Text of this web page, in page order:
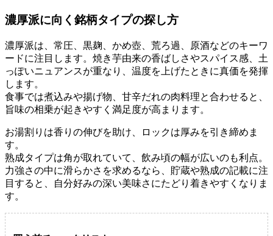
濃厚派に向く銘柄タイプの探し方
濃厚派は、常圧、黒麹、かめ壺、荒ろ過、原酒などのキーワ
ードに注目します。焼き芋由来の香ばしさやスパイス感、土
っぽいニュアンスが重なり、温度を上げたときに真価を発揮
します。
食事では煮込みや揚げ物、甘辛だれの肉料理と合わせると、
旨味の相乗が起きやすく満足度が高まります。
お湯割りは香りの伸びを助け、ロックは厚みを引き締めま
す。
熟成タイプは角が取れていて、飲み頃の幅が広いのも利点。
力強さの中に滑らかさを求めるなら、貯蔵や熟成の記載に注
目すると、自分好みの深い美味さにたどり着きやすくなりま
す。